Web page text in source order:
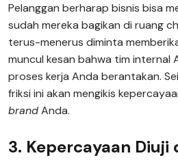
Pelanggan berharap bisnis bisa
sudah mereka bagikan di ruang
terus-menerus diminta
muncul kesan bahwa tim internal
proses kerja Anda berantakan.
friksi ini akan mengikis
brandAnda.
3. Kepercayaan